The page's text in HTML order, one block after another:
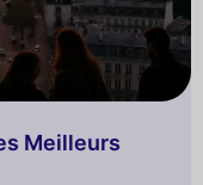
Meilleurs